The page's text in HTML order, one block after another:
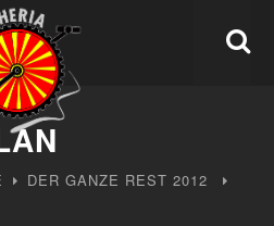
DER GANZE REST 2012